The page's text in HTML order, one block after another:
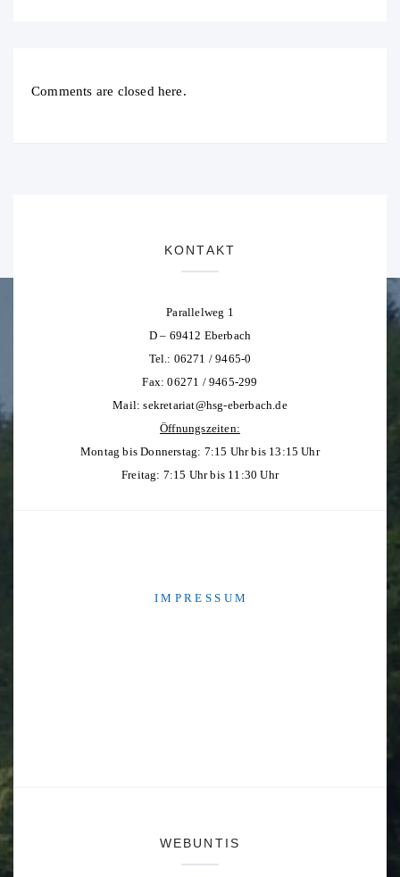
Comments are closed here.
KONTAKT
Parallelweg 1
D – 69412 Eberbach
Tel.: 06271 / 9465-0
Fax: 06271 / 9465-299
Mail:sekretariat@hsg-eberbach.de
Öffnungszeiten:
Montag bis Donnerstag: 7:15 Uhr bis 13:15 Uhr
Freitag: 7:15 Uhr bis 11:30 Uhr
I M P R E S S U M
WEBUNTIS